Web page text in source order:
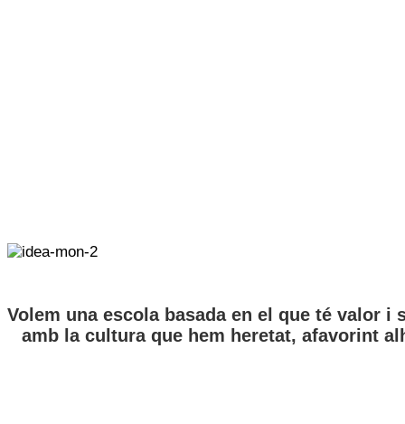
Volem una escola basada en el que té valor
amb la cultura que hem heretat, afavorint